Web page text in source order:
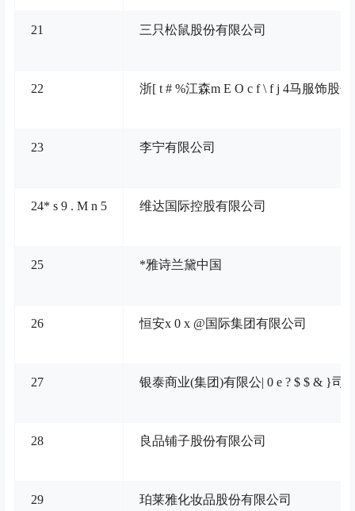
21 三只松鼠股份有限公司
22 浙[ t # %江森m E O c f \ f j 4马服饰股份
23 李宁有限公司
24* s 9 . M n 5 维达国际控股有限公司
25 *雅诗兰黛中国
26 恒安x 0 x @国际集团有限公司
27 银泰商业(集团)有限公| 0 e ? $ $ & }司
28 良品铺子股份有限公司
29 珀莱雅化妆品股份有限公司